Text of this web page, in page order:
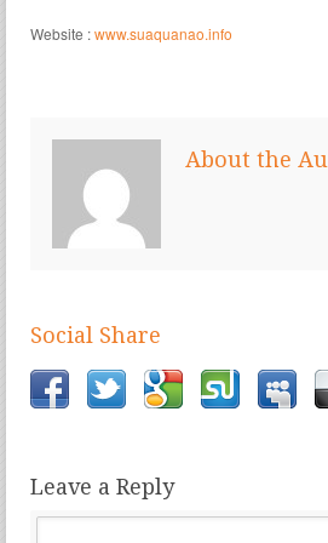
Website :www.suaquanao.info
About the
Social Share
Leave a Reply